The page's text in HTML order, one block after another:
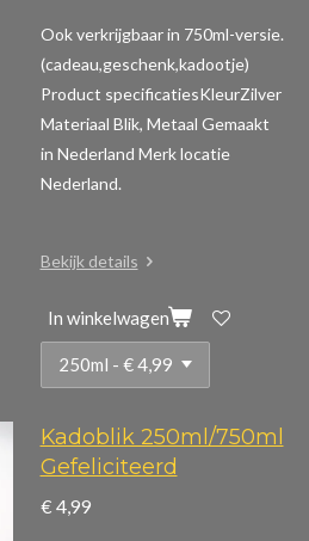
Ook verkrijgbaar in 750ml-versie.
(cadeau,geschenk,kadootje)
Product specificatiesKleurZilver
Materiaal Blik, Metaal Gemaakt
in Nederland Merk locatie
Nederland.
Bekijk details
In winkelwagen
Kadoblik 250ml/750ml
Gefeliciteerd
€ 4,99